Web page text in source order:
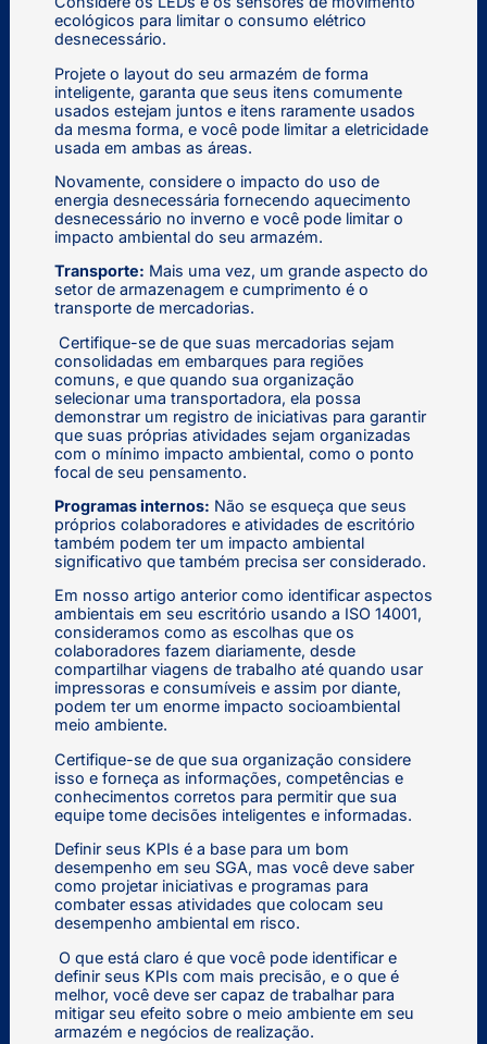
ecológicos para limitar o consumo elétrico
desnecessário.
Projete o layout do seu armazém de forma
inteligente, garanta que seus itens comumente
usados estejam juntos e itens raramente usados
da mesma forma, e você pode limitar a eletricidade
usada em ambas as áreas.
Novamente, considere o impacto do uso de
energia desnecessária fornecendo aquecimento
desnecessário no inverno e você pode limitar o
impacto ambiental do seu armazém.
Transporte: Mais uma vez, um grande aspecto do
setor de armazenagem e cumprimento é o
transporte de mercadorias.
Certifique-se de que suas mercadorias sejam
consolidadas em embarques para regiões
comuns, e que quando sua organização
selecionar uma transportadora, ela possa
demonstrar um registro de iniciativas para garantir
que suas próprias atividades sejam organizadas
com o mínimo impacto ambiental, como o ponto
focal de seu pensamento.
Programas internos: Não se esqueça que seus
próprios colaboradores e atividades de escritório
também podem ter um impacto ambiental
significativo que também precisa ser considerado.
Em nosso artigo anterior como identificar aspectos
ambientais em seu escritório usando a ISO 14001,
consideramos como as escolhas que os
colaboradores fazem diariamente, desde
compartilhar viagens de trabalho até quando usar
impressoras e consumíveis e assim por diante,
podem ter um enorme impacto socioambiental
meio ambiente.
Certifique-se de que sua organização considere
isso e forneça as informações, competências e
conhecimentos corretos para permitir que sua
equipe tome decisões inteligentes e informadas.
Definir seus KPIs é a base para um bom
desempenho em seu SGA, mas você deve saber
como projetar iniciativas e programas para
combater essas atividades que colocam seu
desempenho ambiental em risco.
O que está claro é que você pode identificar e
definir seus KPIs com mais precisão, e o que é
melhor, você deve ser capaz de trabalhar para
mitigar seu efeito sobre o meio ambiente em seu
armazém e negócios de realização.